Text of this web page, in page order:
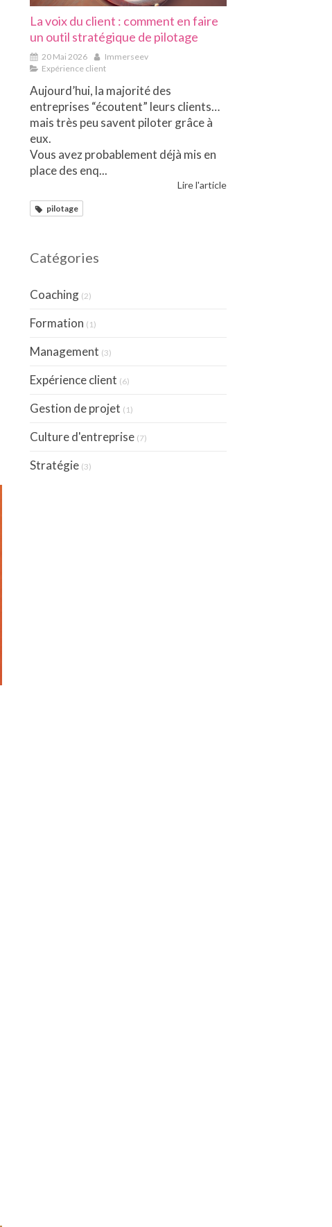
La voix du client : comment en faire
un outil stratégique de pilotage
20 Mai 2026
Immerseev
Expérience client
Aujourd’hui, la majorité des
entreprises “écoutent” leurs clients…
mais très peu savent piloter grâce à
eux.
Vous avez probablement déjà mis en
place des enq...
Lire l'article
pilotage
Catégories
Coaching (2)
Formation (1)
Management (3)
Expérience client (6)
Gestion de projet (1)
Culture d'entreprise (7)
Stratégie (3)